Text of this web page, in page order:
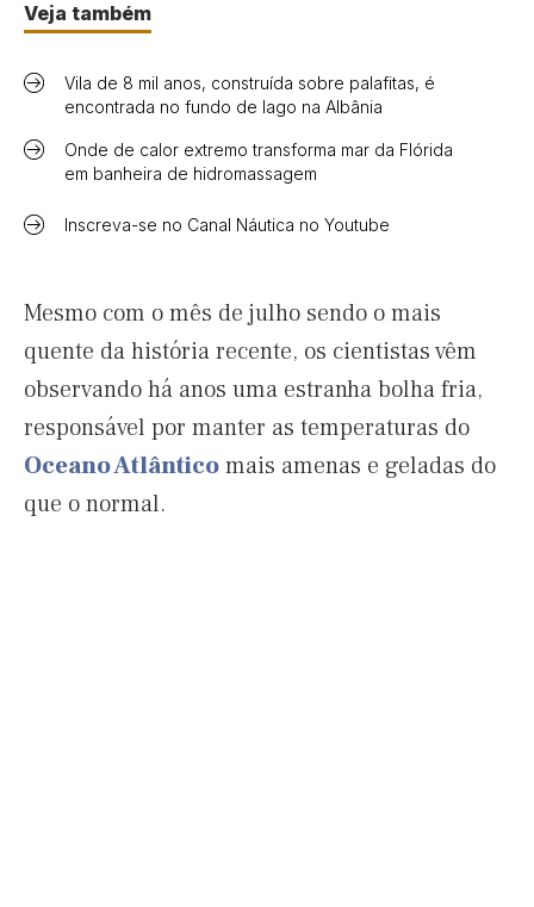
Veja também
Vila de 8 mil anos, construída sobre palafitas, é
encontrada no fundo de lago na Albânia
Onde de calor extremo transforma mar da Flórida
em banheira de hidromassagem
Inscreva-se no Canal Náutica no Youtube
Mesmo com o mês de julho sendo o mais
quente da história recente, os cientistas vêm
observando há anos uma estranha bolha fria,
responsável por manter as temperaturas do
Oceano Atlânticomais amenas e geladas do
que o normal.